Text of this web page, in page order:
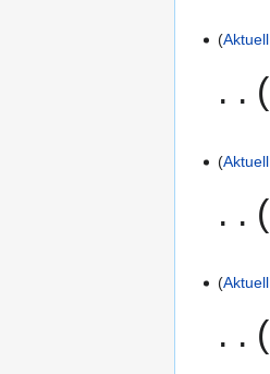
Aktuell
Aktuell
Aktuell